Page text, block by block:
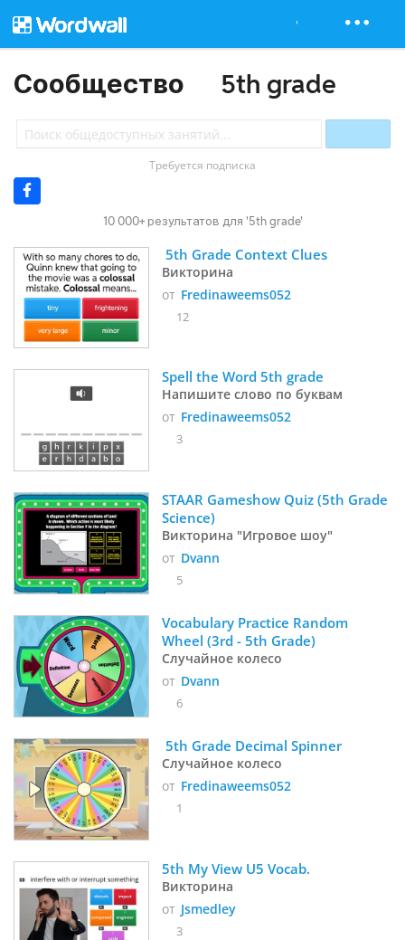
Сообщество 5th grade
Требуется подписка
10 000+ результатов для '5th grade'
5th Grade Context Clues
Викторина
от Fredinaweems052
12
Spell the Word 5th grade
Напишите слово по буквам
от Fredinaweems052
3
STAAR Gameshow Quiz (5th Grade
Science)
Викторина "Игровое шоу"
от Dvann
5
Vocabulary Practice Random
Wheel (3rd - 5th Grade)
Случайное колесо
от Dvann
6
5th Grade Decimal Spinner
Случайное колесо
от Fredinaweems052
1
Викторина
от Jsmedley
3